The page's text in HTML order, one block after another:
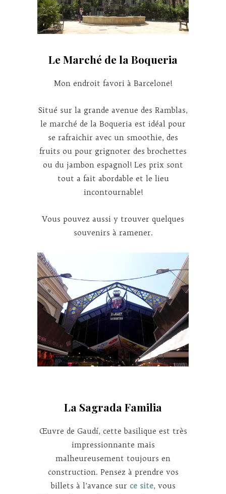
Le Marché de la Boqueria
Mon endroit favori à Barcelone!
Situé sur la grande avenue des Ramblas,
le marché de la Boqueria est idéal pour
se rafraichir avec un smoothie, des
fruits ou pour grignoter des brochettes
ou du jambon espagnol! Les prix sont
tout a fait abordable et le lieu
incontournable!
Vous pouvez aussi y trouver quelques
souvenirs à ramener.
La Sagrada Familia
Œuvre de Gaudí, cette basilique est très
impressionnante mais
malheureusement toujours en
construction. Pensez à prendre vos
billets à l’avance sur ce site, vous